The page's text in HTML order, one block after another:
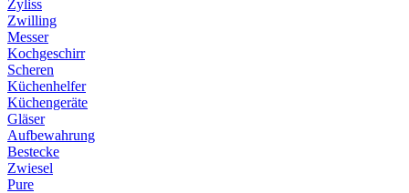
Zyliss
Zwilling
Messer
Kochgeschirr
Scheren
Küchenhelfer
Küchengeräte
Gläser
Aufbewahrung
Bestecke
Zwiesel
Pure